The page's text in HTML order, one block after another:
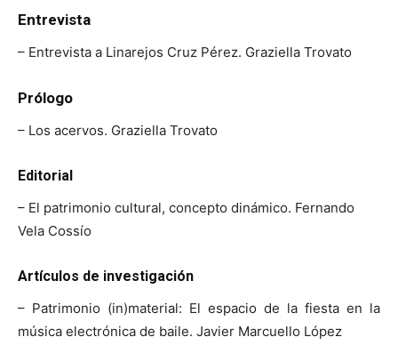
Entrevista
– Entrevista a Linarejos Cruz Pérez. Graziella Trovato
Prólogo
– Los acervos. Graziella Trovato
Editorial
– El patrimonio cultural, concepto dinámico. Fernando
Vela Cossío
Artículos de investigación
– Patrimonio (in)material: El espacio de la fiesta en la
música electrónica de baile. Javier Marcuello López